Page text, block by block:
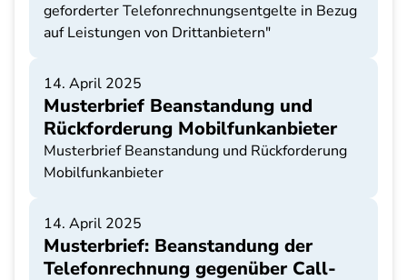
geforderter Telefonrechnungsentgelte in Bezug
auf Leistungen von Drittanbietern"
14. April 2025
Musterbrief Beanstandung und
Rückforderung Mobilfunkanbieter
Musterbrief Beanstandung und Rückforderung
Mobilfunkanbieter
14. April 2025
Musterbrief: Beanstandung der
Telefonrechnung gegenüber Call-